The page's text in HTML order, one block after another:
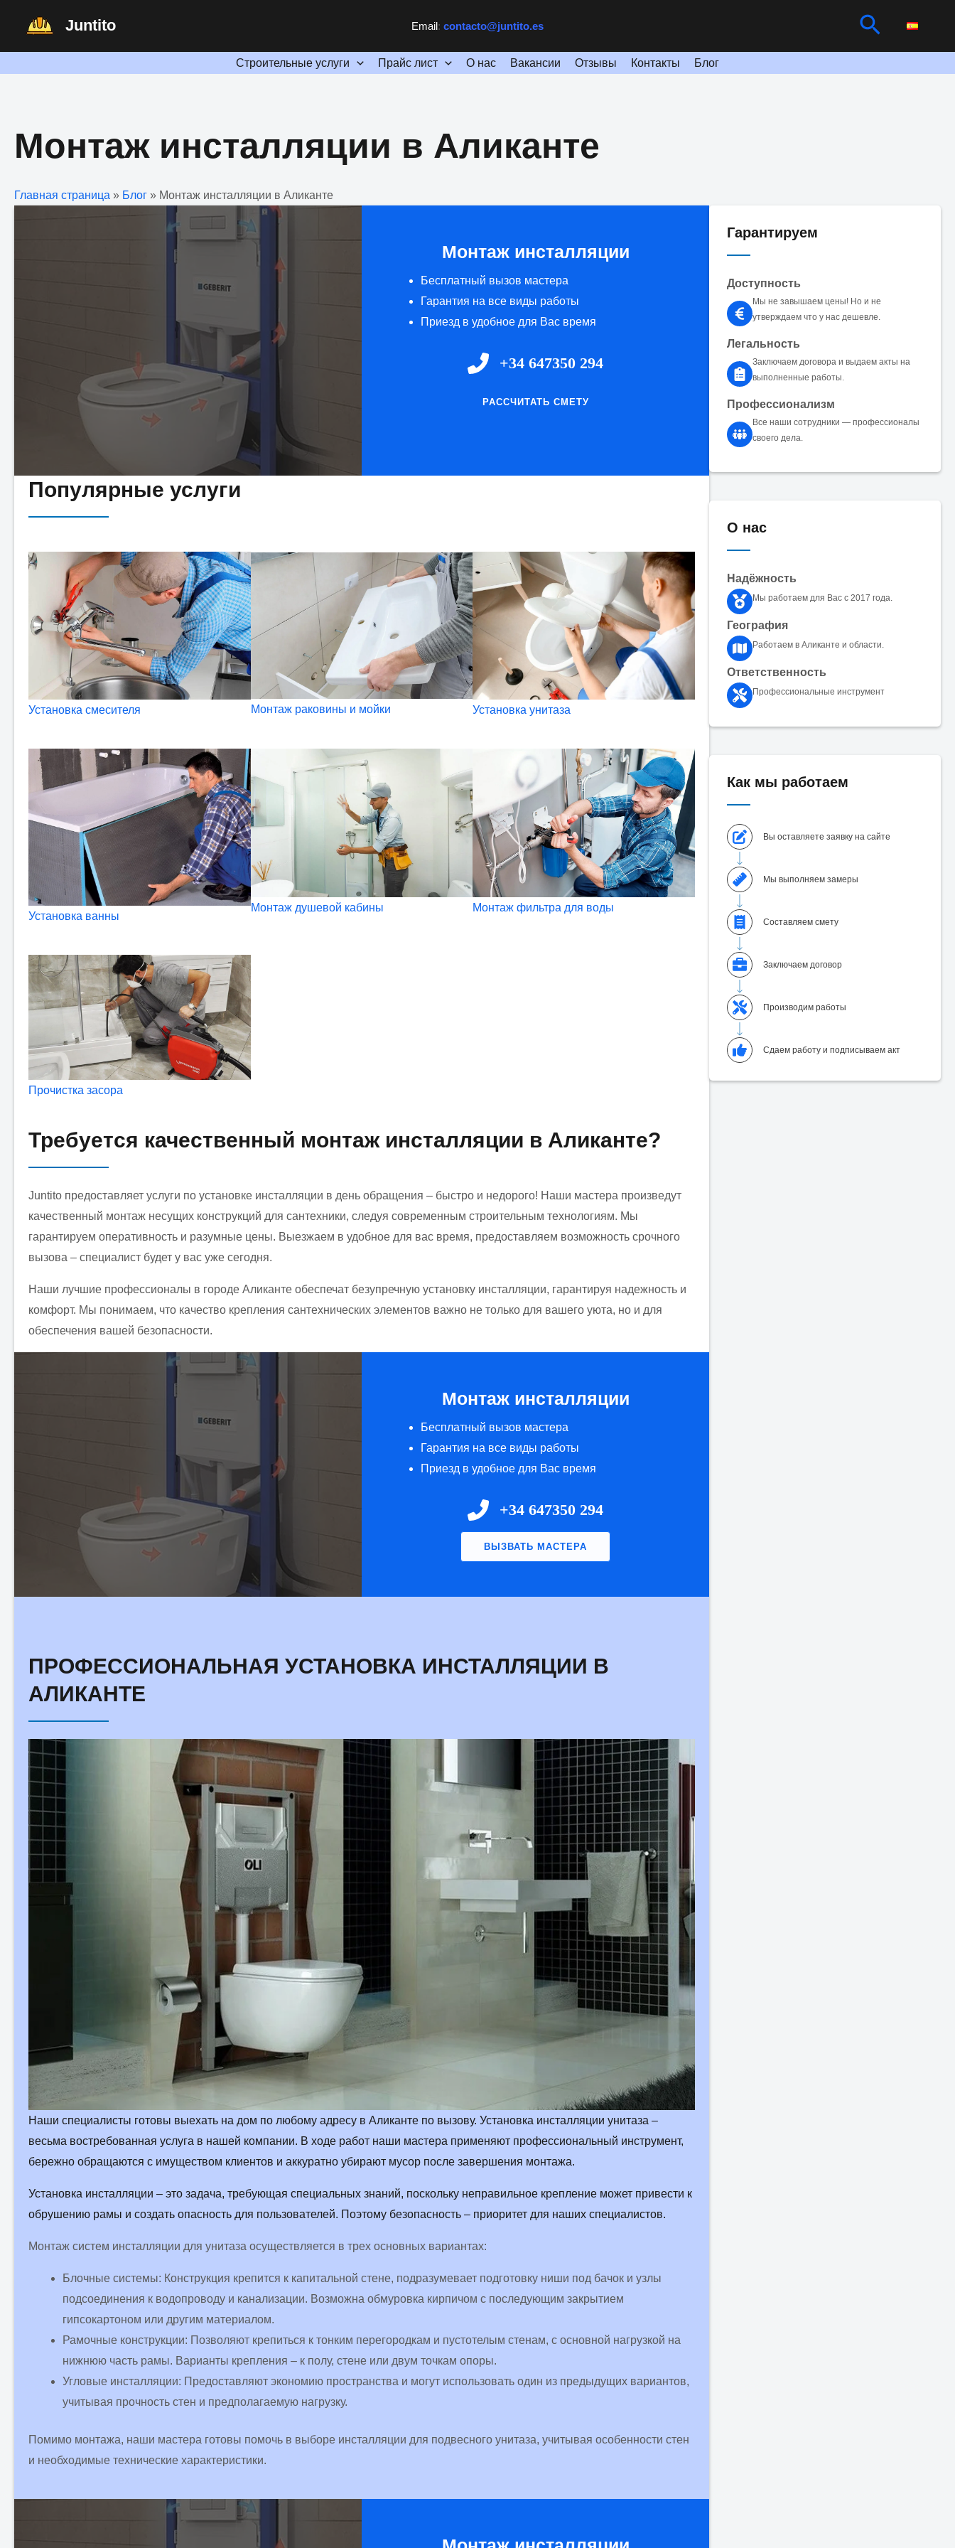
содержимому
Juntito Email: contacto@juntito.es Поиск
Строительные услуги Прайс лист О нас Вакансии Отзывы Контакты Блог
Монтаж инсталляции в Аликанте
Главная страница » Блог » Монтаж инсталляции в Аликанте
Монтаж инсталляции
Бесплатный вызов мастера
Гарантия на все виды работы
Приезд в удобное для Вас время
+34 647350 294
РАССЧИТАТЬ СМЕТУ
Популярные услуги
Установка смесителя Монтаж раковины и мойки Установка унитаза
Установка ванны
Монтаж душевой кабины Монтаж фильтра для воды
Прочистка засора
Требуется качественный монтаж инсталляции в Аликанте?
Juntito предоставляет услуги по установке инсталляции в день обращения – быстро и недорого! Наши мастера произведут
качественный монтаж несущих конструкций для сантехники, следуя современным строительным технологиям. Мы
гарантируем оперативность и разумные цены. Выезжаем в удобное для вас время, предоставляем возможность срочного
вызова – специалист будет у вас уже сегодня.
Наши лучшие профессионалы в городе Аликанте обеспечат безупречную установку инсталляции, гарантируя надежность и
комфорт. Мы понимаем, что качество крепления сантехнических элементов важно не только для вашего уюта, но и для
обеспечения вашей безопасности.
Монтаж инсталляции
Бесплатный вызов мастера
Гарантия на все виды работы
Приезд в удобное для Вас время
+34 647350 294
ВЫЗВАТЬ МАСТЕРА
Заявка:*
Какие услуги Вам необходимы?
Отправить заявку
ПРОФЕССИОНАЛЬНАЯ УСТАНОВКА ИНСТАЛЛЯЦИИ В
АЛИКАНТЕ
Наши специалисты готовы выехать на дом по любому адресу в Аликанте по вызову. Установка инсталляции унитаза –
весьма востребованная услуга в нашей компании. В ходе работ наши мастера применяют профессиональный инструмент,
бережно обращаются с имуществом клиентов и аккуратно убирают мусор после завершения монтажа.
Установка инсталляции – это задача, требующая специальных знаний, поскольку неправильное крепление может привести к
обрушению рамы и создать опасность для пользователей. Поэтому безопасность – приоритет для наших специалистов.
Монтаж систем инсталляции для унитаза осуществляется в трех основных вариантах:
Блочные системы: Конструкция крепится к капитальной стене, подразумевает подготовку ниши под бачок и узлы
подсоединения к водопроводу и канализации. Возможна обмуровка кирпичом с последующим закрытием
гипсокартоном или другим материалом.
Рамочные конструкции: Позволяют крепиться к тонким перегородкам и пустотелым стенам, с основной нагрузкой на
нижнюю часть рамы. Варианты крепления – к полу, стене или двум точкам опоры.
Угловые инсталляции: Предоставляют экономию пространства и могут использовать один из предыдущих вариантов,
учитывая прочность стен и предполагаемую нагрузку.
Помимо монтажа, наши мастера готовы помочь в выборе инсталляции для подвесного унитаза, учитывая особенности стен
и необходимые технические характеристики.
Гарантируем
Доступность
Мы не завышаем цены! Но и не
утверждаем что у нас дешевле.
Легальность
Заключаем договора и выдаем акты на
выполненные работы.
Профессионализм
Все наши сотрудники — профессионалы
своего дела.
О нас
Надёжность
Мы работаем для Вас с 2017 года.
География
Работаем в Аликанте и области.
Ответственность
Профессиональные инструмент
Как мы работаем
Вы оставляете заявку на сайте
Мы выполняем замеры
Составляем смету
Заключаем договор
Производим работы
Сдаем работу и подписываем акт